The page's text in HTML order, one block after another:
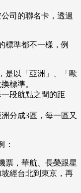
司的聯名卡，透過
標準都不一樣，例
是以「亞洲」、「歐
標準。
段航點之間的距
分成3區，每一區又
：
票，華航、長榮跟星
經台北到東京，再